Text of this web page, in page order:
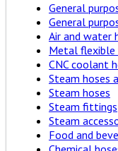
General
General
Air and water
Metal flexible
CNC coolant
Steam hoses
Steam hoses
Steam fittings
Steam
Food and